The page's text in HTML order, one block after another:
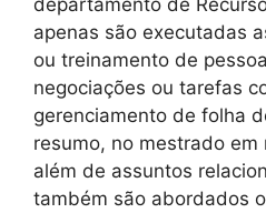
apenas são executadas
ou treinamento de
negociações ou tarefas
gerenciamento de folha
resumo, no mestrado em
além de assuntos
também são abordados